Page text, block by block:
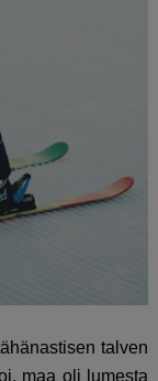
talven
maa oli lumesta